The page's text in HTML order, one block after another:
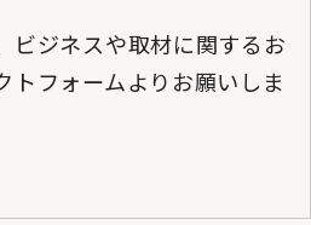
ビジネスや取材に関するお
トフォームよりお願いしま